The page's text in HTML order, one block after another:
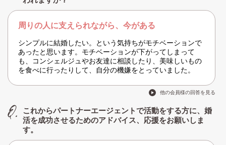
周りの人に支えられながら、今がある
シンプルに結婚したい。という気持ちがモチベーションで
あったと思います。モチベーションが下がってしまって
も、コンシェルジュやお友達に相談したり、美味しいもの
を食べに行ったりして、自分の機嫌をとっていました。
他の会員様の回答を見る
これからパートナーエージェントで活動をする方に、婚
活を成功させるためのアドバイス、応援をお願いしま
す。